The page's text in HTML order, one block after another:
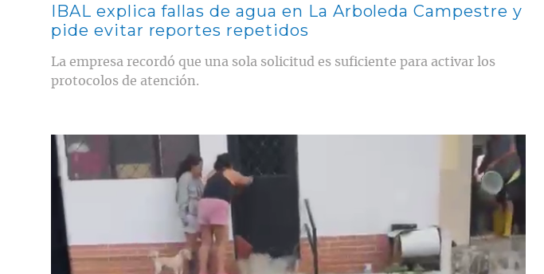
IBAL explica fallas de agua en La Arboleda Campestre y
pide evitar reportes repetidos
La empresa recordó que una sola solicitud es suficiente para activar los
protocolos de atención.
Contenido multimedia principal